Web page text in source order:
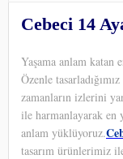
Cebeci 14
Yaşama anlam katan
Özenle
zamanların izlerini
ile harmanlayarak en
anlam yüklüyoruz.
tasarım ürünlerimiz